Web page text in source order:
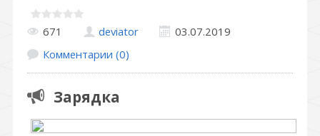
671 deviator
03.07.2019
Комментарии (0)
Зарядка